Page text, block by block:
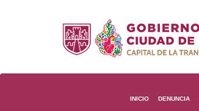
INICIO DENUNCIA